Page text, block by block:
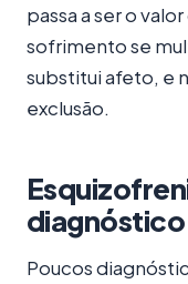
passa a ser o
sofrimento se
substitui afeto, e
exclusão.
Poucos